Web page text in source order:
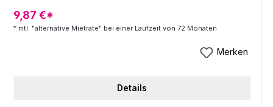
Bund: 55mm Pickup: Ibanez T-bar II Undersaddle
Factory tuning: 1E,2B,3G,4D,5A,6E Dicke am
Die-cast tuners Saiten ab Werk: Ibanez IACSP6C
9,87 €*
* mtl. "alternative Mietrate" bei einer Laufzeit von 72 Monaten
Merken
Details